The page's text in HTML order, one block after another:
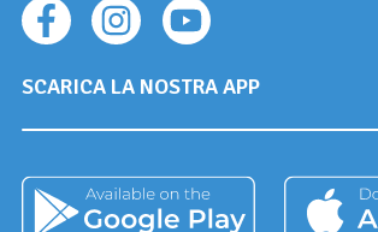
SCARICA LA NOSTRA APP